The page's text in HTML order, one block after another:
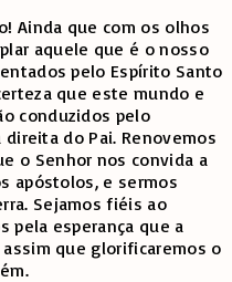
Ainda que com os olhos
aquele que é o nosso
pelo Espírito Santo
que este mundo e
conduzidos pelo
do Pai. Renovemos
o Senhor nos convida a
apóstolos, e sermos
Sejamos fiéis ao
pela esperança que a
que glorificaremos o